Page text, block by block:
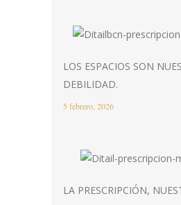
LOS ESPACIOS SON
DEBILIDAD.
5 febrero, 2026
LA PRESCRIPCIÓN,